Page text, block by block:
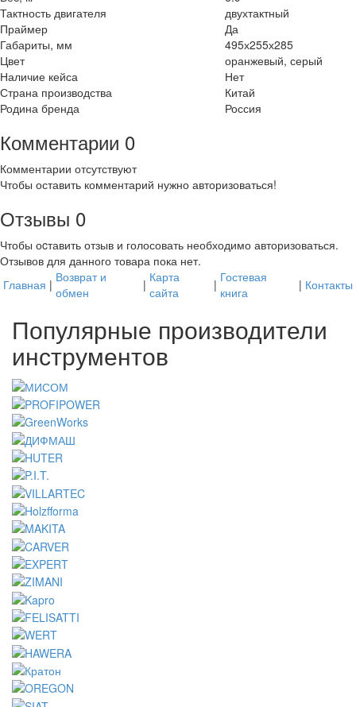
Тактность двигателя
двухтактный
Праймер
Да
Габариты, мм
495х255х285
Цвет
оранжевый, серый
Наличие кейса
Нет
Страна производства
Китай
Родина бренда
Россия
Комментарии 0
Комментарии отсутствуют
Чтобы оставить комментарий нужно авторизоваться!
Отзывы 0
Чтобы оcтавить отзыв и голосовать необходимо авторизоваться.
Отзывов для данного товара пока нет.
Главная | Возврат и
обмен
| Карта
сайта
| Гостевая
книга
| Контакты
Популярные производители
инструментов